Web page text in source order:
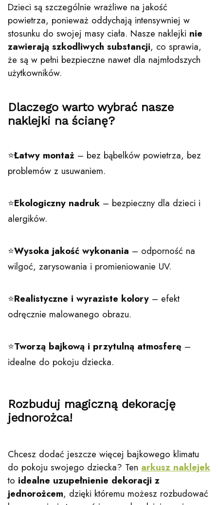
Dzieci są szczególnie wrażliwe na jakość
powietrza, ponieważ oddychają intensywniej w
stosunku do swojej masy ciała. Nasze naklejki nie
zawierają szkodliwych substancji, co sprawia,
że są w pełni bezpieczne nawet dla najmłodszych
użytkowników.
Dlaczego warto wybrać nasze
naklejki na ścianę?
⭐Łatwy montaż – bez bąbelków powietrza, bez
problemów z usuwaniem.
⭐Ekologiczny nadruk – bezpieczny dla dzieci i
alergików.
⭐Wysoka jakość wykonania – odporność na
wilgoć, zarysowania i promieniowanie UV.
⭐Realistyczne i wyraziste kolory – efekt
odręcznie malowanego obrazu.
⭐Tworzą bajkową i przytulną atmosferę –
idealne do pokoju dziecka.
Rozbuduj magiczną dekorację
jednorożca!
Chcesz dodać jeszcze więcej bajkowego klimatu
do pokoju swojego dziecka? Ten arkusz naklejek
to idealne uzupełnienie dekoracji z
jednorożcem, dzięki któremu możesz rozbudować